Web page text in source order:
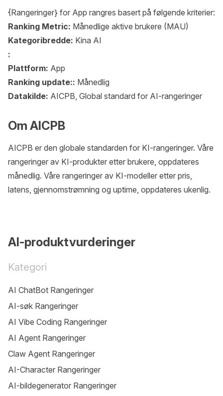
{Rangeringer} for App rangres basert på følgende kriterier:
Ranking Metric: Månedlige aktive brukere (MAU)
Kategoribredde: Kina AI
:
Plattform: App
Ranking update:: Månedlig
Datakilde: AICPB, Global standard for AI-rangeringer
Om AICPB
AICPB er den globale standarden for KI-rangeringer. Våre
rangeringer av KI-produkter etter brukere, oppdateres
månedlig. Våre rangeringer av KI-modeller etter pris,
latens, gjennomstrømning og uptime, oppdateres ukenlig.
AI-produktvurderinger
Kategori
AI ChatBot Rangeringer
AI-søk Rangeringer
AI Vibe Coding Rangeringer
AI Agent Rangeringer
Claw Agent Rangeringer
AI-Character Rangeringer
AI-bildegenerator Rangeringer